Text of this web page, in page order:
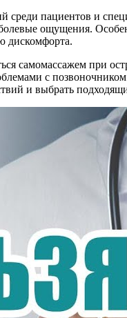
пациентов и
ощущения.
дискомфорта.
самомассажем при
с
и выбрать